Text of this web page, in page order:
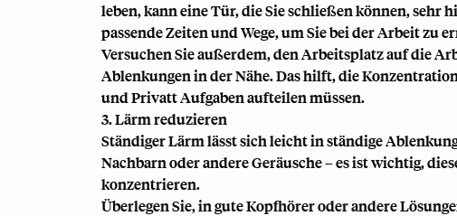
leben, kann eine Tür, die Sie schließen können, sehr
passende Zeiten und Wege, um Sie bei der Arbeit zu
Versuchen Sie außerdem, den Arbeitsplatz auf die
Ablenkungen in der Nähe. Das hilft, die
und Privatt Aufgaben aufteilen müssen.
3. Lärm reduzieren
Ständiger Lärm lässt sich leicht in ständige
Nachbarn oder andere Geräusche – es ist wichtig,
konzentrieren.
Überlegen Sie, in gute Kopfhörer oder andere